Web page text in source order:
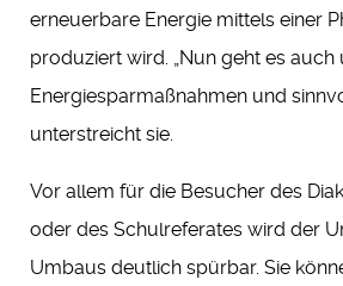
erneuerbare Energie mittels einer
produziert wird. „Nun geht es auch
Energiesparmaßnahmen und
unterstreicht sie.
Vor allem für die Besucher des
oder des Schulreferates wird der
Umbaus deutlich spürbar. Sie